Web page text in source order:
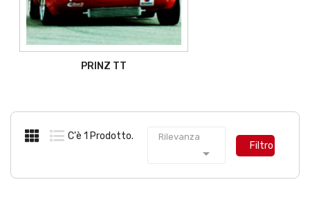
PRINZ TT
C'è 1 Prodotto. Rilevanza
 Filtro